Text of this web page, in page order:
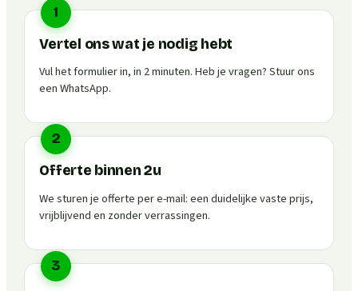
1
Vertel ons wat je nodig hebt
Vul het formulier in, in 2 minuten. Heb je vragen? Stuur ons
een WhatsApp.
2
Offerte binnen 2u
We sturen je offerte per e-mail: een duidelijke vaste prijs,
vrijblijvend en zonder verrassingen.
3